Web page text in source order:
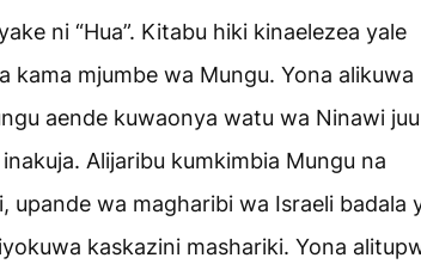
ni “Hua”. Kitabu hiki kinaelezea yale
kama mjumbe wa Mungu. Yona alikuwa
aende kuwaonya watu wa Ninawi
Alijaribu kumkimbia Mungu na
upande wa magharibi wa Israeli badala
kaskazini mashariki. Yona